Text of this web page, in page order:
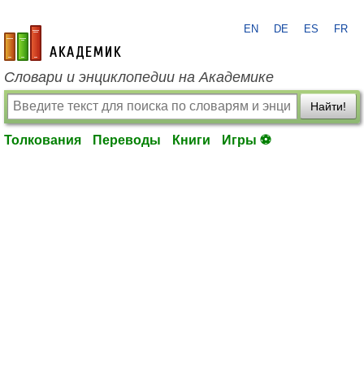
academic.ru
EN DE ES FR
Словари и энциклопедии на Академике
Найти!
Толкования Переводы Книги Игры ⚽